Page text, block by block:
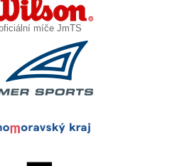
míče JmTS